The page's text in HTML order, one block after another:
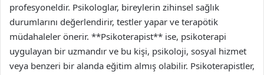
profesyoneldir. Psikologlar, bireylerin zihinsel sağlık
durumlarını değerlendirir, testler yapar ve terapötik
müdahaleler önerir. **Psikoterapist** ise, psikoterapi
uygulayan bir uzmandır ve bu kişi, psikoloji, sosyal hizmet
veya benzeri bir alanda eğitim almış olabilir. Psikoterapistler,